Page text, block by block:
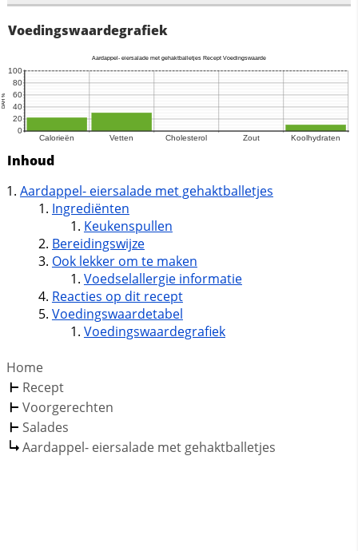
Voedingswaardegrafiek
Inhoud
Aardappel- eiersalade met gehaktballetjes
Ingrediënten
Keukenspullen
Bereidingswijze
Ook lekker om te maken
Voedselallergie informatie
Reacties op dit recept
Voedingswaardetabel
Voedingswaardegrafiek
Home
Recept
Voorgerechten
Salades
Aardappel- eiersalade met gehaktballetjes